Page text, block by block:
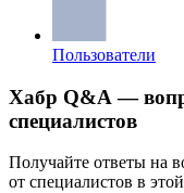
Пользователи
Хабр Q&A —
специалистов
Получайте ответы на
от специалистов в